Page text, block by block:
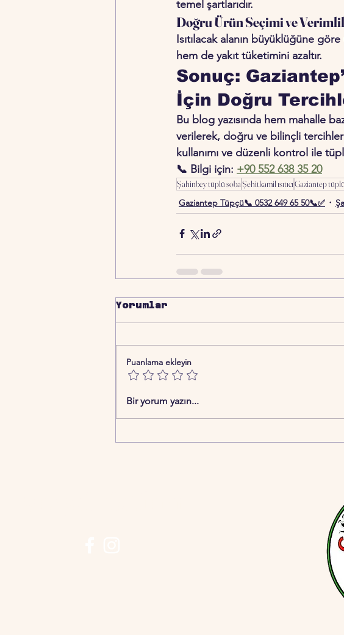
temel şartlarıdır.
Doğru Ürün Seçimi ve
Isıtılacak alanın büyüklüğüne
hem de yakıt tüketimini azaltır.
Sonuç:
İçin Doğru
Bu blog yazısında hem mahalle
verilerek, doğru ve bilinçli tercihler
kullanımı ve düzenli kontrol ile
📞 Bilgi için: +90 552 638 35 20
Şahinbey tüplü sobaŞehitkamil ısıtıcıGaziantep
Gaziantep Tüpçü📞 0532 649 65 50📞✅
Yorumlar
Puanlama ekleyin
Bir yorum yazın...